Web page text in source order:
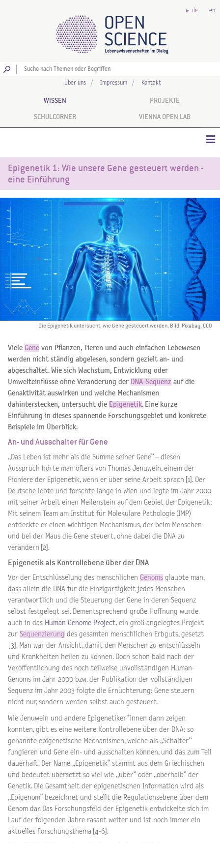
de en
Über uns Impressum Kontakt
WISSEN PROJEKTE
SCHULCORNER VIENNA OPEN LAB
Epigenetik 1: Wie unsere Gene gesteuert werden -
eine Einführung
Die Epigenetik untersucht, wie Gene gesteuert werden, Bild: Pixabay, CCO
Viele Gene von Pflanzen, Tieren und auch einfachen Lebewesen
werden nicht ständig abgelesen, sondern gezielt an- und
abgeschaltet. Wie sich Wachstum, Entwicklung oder
Umwelteinflüsse ohne Veränderung der DNA-Sequenz auf die
Genaktivität auswirken und welche Mechanismen
dahinterstecken, untersucht die Epigenetik. Eine kurze
Einführung in dieses spannende Forschungsgebiet und konkrete
Beispiele im Überblick.
An- und Ausschalter für Gene
„Das Leben ist mehr als die Summe seiner Gene“ – diesen
Ausspruch hörte man öfters von Thomas Jenuwein, einem der
Pioniere der Epigenetik, wenn er über seine Arbeit sprach [1]. Der
Deutsche lebte und forschte lange in Wien und legte im Jahr 2000
mit seiner Arbeit einen Meilenstein auf dem Gebiet der Epigenetik:
Mit seinem Team am Institut für Molekulare Pathologie (IMP)
entdeckte er einen wichtigen Mechanismus, der beim Menschen
und bei der Maus die Gene steuert, ohne dabei die DNA zu
verändern [2].
Epigenetik als Kontrollebene über der DNA
Vor der Entschlüsselung des menschlichen Genoms glaubte man,
dass allein die DNA für die Einzigartigkeit jedes Menschen
verantwortlich und die Steuerung der Gene in deren Sequenz
selbst festgelegt sei. Dementsprechend große Hoffnung wurde
auch in das Human Genome Project, ein groß angelegtes Projekt
zur Sequenzierung des gesamten menschlichen Erbguts, gesetzt
[3]. Man war der Ansicht, damit den Menschen zu entschlüsseln
und Krankheiten heilen zu können. Doch schon bald nach der
Veröffentlichung des noch teilweise unvollständigen Human-
Genoms im Jahr 2000 bzw. der Publikation der vollständigen
Sequenz im Jahr 2003 folgte die Ernüchterung: Gene steuern
nicht nur, sondern werden selbst auch gesteuert.
Wie Jenuwein und andere Epigenetiker*innen dann zeigen
konnten, gibt es eine weitere Kontrollebene über der DNA: so
genannte epigenetische Mechanismen, welche als „Schalter“
fungieren und Gene ein- und ausschalten können, und das zum Teil
dauerhaft. Der Name „Epigenetik“ stammt aus dem Griechischen
und bedeutet übersetzt so viel wie „über“ oder „oberhalb“ der
Genetik. Die Gesamtheit der epigenetischen Information wird als
„Epigenom“ bezeichnet und stellt die Regulationsebene über dem
Genom dar. Das Forschungsfeld der Epigenetik entwickelte sich im
Lauf der folgenden Jahre rasant weiter und ist noch immer ein
aktuelles Forschungsthema [4-6].